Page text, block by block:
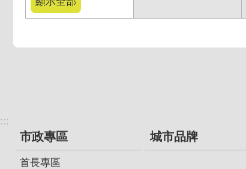
:::
市政專區
首長專區
城市品牌